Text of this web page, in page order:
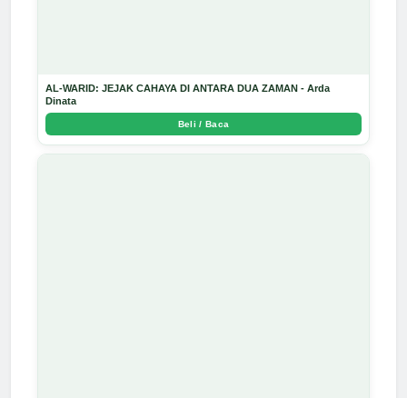
AL-WARID: JEJAK CAHAYA DI ANTARA DUA ZAMAN - Arda
Dinata
Beli / Baca